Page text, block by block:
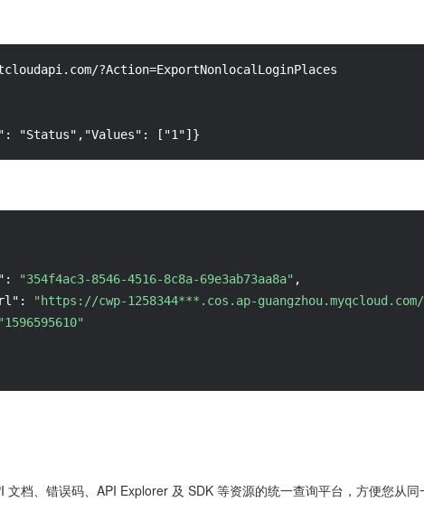
?Action=ExportNonlocalLoginPlaces
"Status","Values": ["1"]}
: "354f4ac3-8546-4516-8c8a-69e3ab73aa8a" ,
: "https://cwp-1258344***.cos.ap-
"1596595610"
文档、错误码、API Explorer 及 SDK 等资源的统一查询平台，方便您从